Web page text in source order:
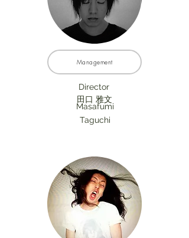
Management
Director
田口 雅文
​Masafumi
Taguchi